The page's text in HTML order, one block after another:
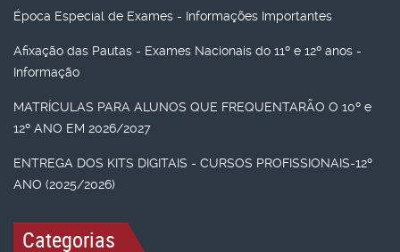
Época Especial de Exames - Informações Importantes
Afixação das Pautas - Exames Nacionais do 11º e 12º anos -
Informação
MATRÍCULAS PARA ALUNOS QUE FREQUENTARÃO O 10º e
12º ANO EM 2026/2027
ENTREGA DOS KITS DIGITAIS - CURSOS PROFISSIONAIS-12º
ANO (2025/2026)
Categorias